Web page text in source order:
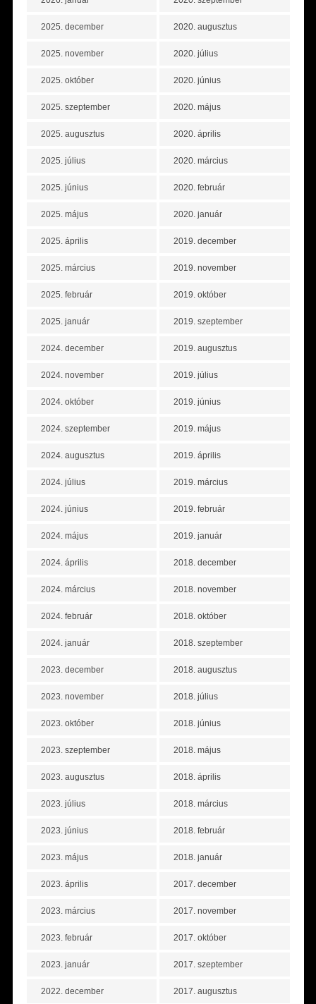
2025. december
2025. november
2025. október
2025. szeptember
2025. augusztus
2025. július
2025. június
2025. május
2025. április
2025. március
2025. február
2025. január
2024. december
2024. november
2024. október
2024. szeptember
2024. augusztus
2024. július
2024. június
2024. május
2024. április
2024. március
2024. február
2024. január
2023. december
2023. november
2023. október
2023. szeptember
2023. augusztus
2023. július
2023. június
2023. május
2023. április
2023. március
2023. február
2023. január
2022. december
2020. augusztus
2020. július
2020. június
2020. május
2020. április
2020. március
2020. február
2020. január
2019. december
2019. november
2019. október
2019. szeptember
2019. augusztus
2019. július
2019. június
2019. május
2019. április
2019. március
2019. február
2019. január
2018. december
2018. november
2018. október
2018. szeptember
2018. augusztus
2018. július
2018. június
2018. május
2018. április
2018. március
2018. február
2018. január
2017. december
2017. november
2017. október
2017. szeptember
2017. augusztus